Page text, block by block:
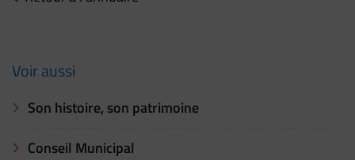
Voir aussi
Son histoire, son patrimoine
Conseil Municipal